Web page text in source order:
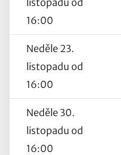
16:00
Neděle 23.
listopadu od
16:00
Neděle 30.
listopadu od
16:00